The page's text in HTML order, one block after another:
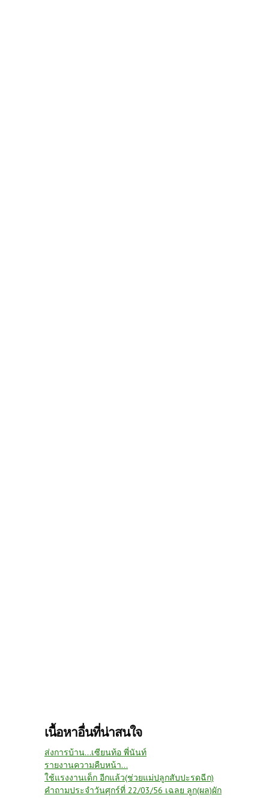
เนื้อหาอื่นที่น่าสนใจ
ส่งการบ้าน...เซียนท้อ พี่นันท์
รายงานความคืบหน้า...
ใช้แรงงานเด็ก อีกแล้ว(ช่วยแม่ปลูกสับปะรดฉีก)
คำถามประจำวันศุกร์ที่ 22/03/56 เฉลย ลูก(ผล)ผัก